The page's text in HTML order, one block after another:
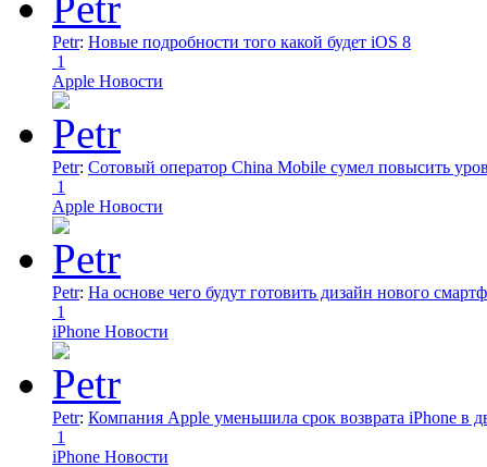
Petr: Новые подробности того какой будет iOS 8
1
Apple Новости
Petr: Сотовый оператор China Mobile сумел повысить
1
Apple Новости
Petr: На основе чего будут готовить дизайн нового
1
iPhone Новости
Petr: Компания Apple уменьшила срок возврата iPhone в
1
iPhone Новости